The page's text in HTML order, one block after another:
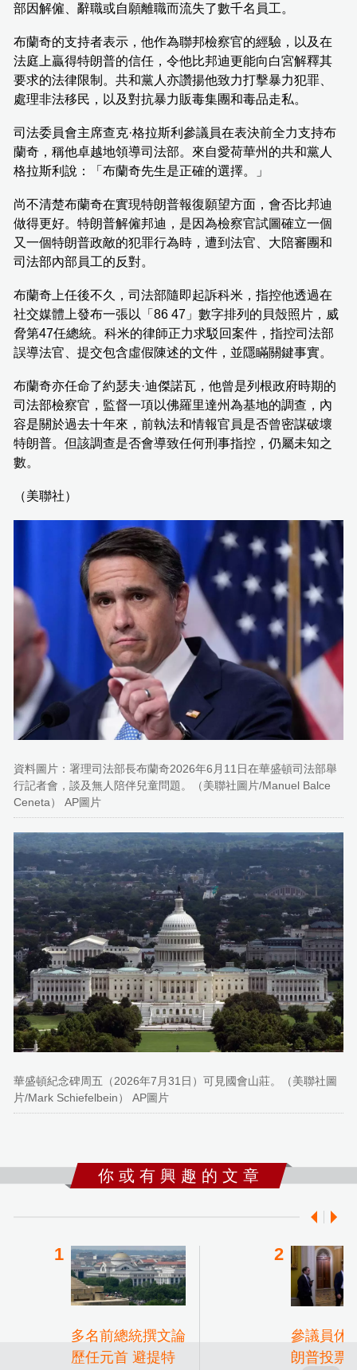
部因解僱、辭職或自願離職而流失了數千名員工。
布蘭奇的支持者表示，他作為聯邦檢察官的經驗，以及在
法庭上贏得特朗普的信任，令他比邦迪更能向白宮解釋其
要求的法律限制。共和黨人亦讚揚他致力打擊暴力犯罪、
處理非法移民，以及對抗暴力販毒集團和毒品走私。
司法委員會主席查克·格拉斯利參議員在表決前全力支持布
蘭奇，稱他卓越地領導司法部。來自愛荷華州的共和黨人
格拉斯利說：「布蘭奇先生是正確的選擇。」
尚不清楚布蘭奇在實現特朗普報復願望方面，會否比邦迪
做得更好。特朗普解僱邦迪，是因為檢察官試圖確立一個
又一個特朗普政敵的犯罪行為時，遭到法官、大陪審團和
司法部內部員工的反對。
布蘭奇上任後不久，司法部隨即起訴科米，指控他透過在
社交媒體上發布一張以「86 47」數字排列的貝殼照片，威
脅第47任總統。科米的律師正力求駁回案件，指控司法部
誤導法官、提交包含虛假陳述的文件，並隱瞞關鍵事實。
布蘭奇亦任命了約瑟夫·迪傑諾瓦，他曾是列根政府時期的
司法部檢察官，監督一項以佛羅里達州為基地的調查，內
容是關於過去十年來，前執法和情報官員是否曾密謀破壞
特朗普。但該調查是否會導致任何刑事指控，仍屬未知之
數。
（美聯社）
資料圖片：署理司法部長布蘭奇2026年6月11日在華盛頓司法部舉
行記者會，談及無人陪伴兒童問題。（美聯社圖片/Manuel Balce
Ceneta） AP圖片
華盛頓紀念碑周五（2026年7月31日）可見國會山莊。（美聯社圖
片/Mark Schiefelbein） AP圖片
你 或 有 興 趣 的 文 章
多名前總統撰文論
歷任元首 避提特
參議員休
朗普投票